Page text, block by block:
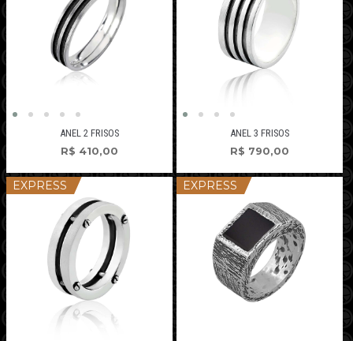
ANEL 2 FRISOS
R$ 410,00
ANEL 3 FRISOS
R$ 790,00
EXPRESS EXPRESS